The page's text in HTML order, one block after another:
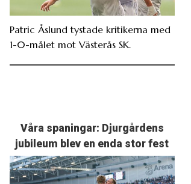
Patric Åslund tystade kritikerna med
1-0-målet mot Västerås SK.
Våra spaningar: Djurgårdens
jubileum blev en enda stor fest